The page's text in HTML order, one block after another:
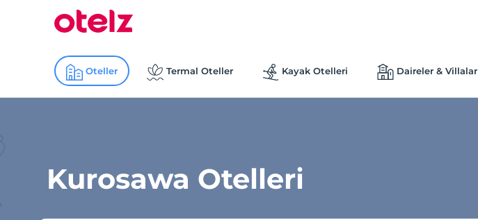
Oteller Termal Oteller Kayak Otelleri Daireler & Villalar
Kurosawa Otelleri